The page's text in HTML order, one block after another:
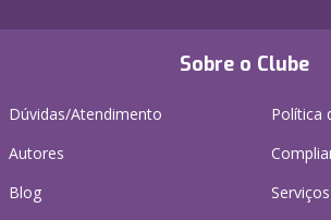
Sobre o Clube
Dúvidas/Atendimento
Autores
Blog
Política